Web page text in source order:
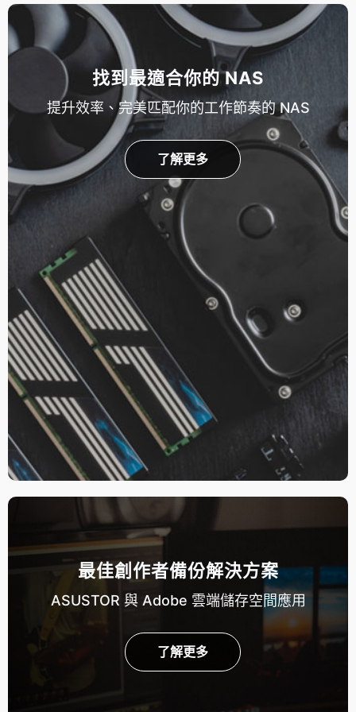
找到最適合你的 NAS
提升效率、完美匹配你的工作節奏的 NAS
了解更多
最佳創作者備份解決方案
ASUSTOR 與 Adobe 雲端儲存空間應用
了解更多